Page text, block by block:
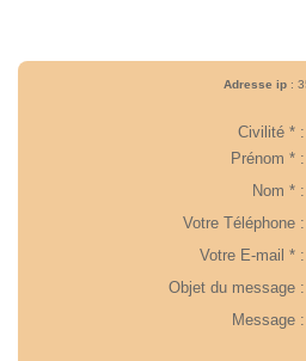
Adresse ip :
Civilité * :
Prénom * :
Nom * :
Votre Téléphone :
Votre E-mail * :
Objet du message :
Message :